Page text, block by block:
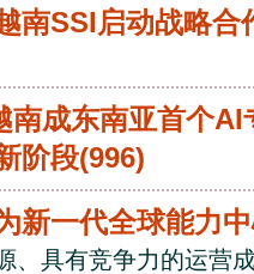
南SSI启动战略合
南成东南亚首个
阶段(996)
新一代全球能力
、具有竞争力的运营